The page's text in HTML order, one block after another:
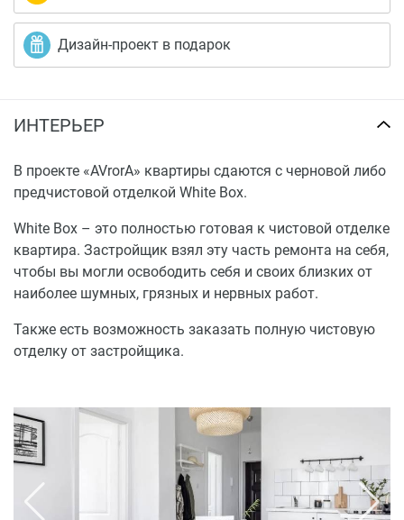
Дизайн-проект в подарок
ИНТЕРЬЕР
В проекте «AVrorA» квартиры сдаются с черновой либо
предчистовой отделкой White Box.
White Box – это полностью готовая к чистовой отделке
квартира. Застройщик взял эту часть ремонта на себя,
чтобы вы могли освободить себя и своих близких от
наиболее шумных, грязных и нервных работ.
Также есть возможность заказать полную чистовую
отделку от застройщика.